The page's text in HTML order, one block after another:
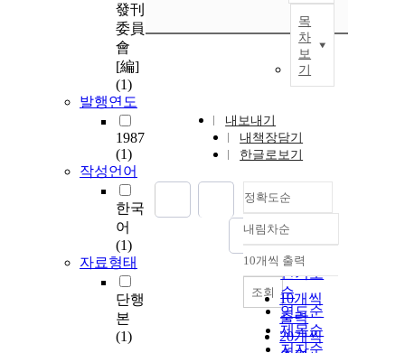
發刊
委員
會
[編]
(1)
발행연도
1987
(1)
작성언어
한국
어
(1)
자료형태
단행
본
(1)
목
차
보
기
내보내기
내책장담기
한글로보기
정확도순
정확도
순
인기도
순
연도순
제목순
저자순
내림차순
내림차순
10개씩 출력
10개씩
출력
20개씩
조회